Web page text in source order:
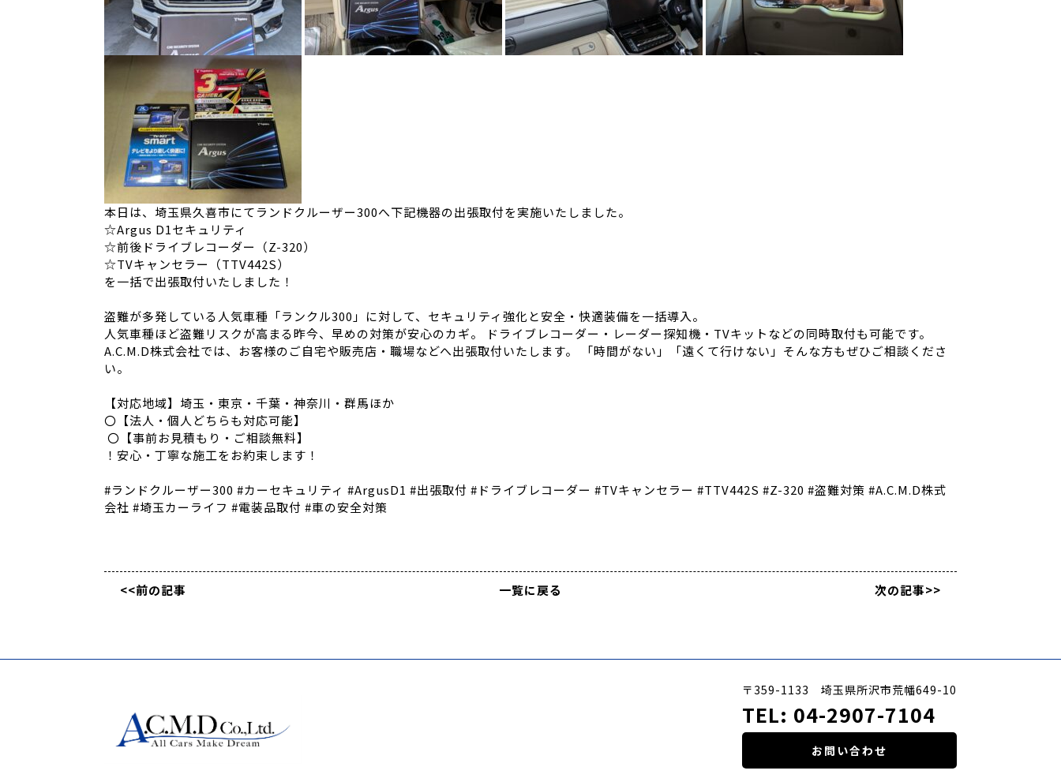
本日は、埼玉県久喜市にてランドクルーザー300へ下記機器の出張取付を実施いたしました。
☆Argus D1セキュリティ
☆前後ドライブレコーダー（Z-320）
☆TVキャンセラー（TTV442S）
を一括で出張取付いたしました！
盗難が多発している人気車種「ランクル300」に対して、セキュリティ強化と安全・快適装備を一括導入。
人気車種ほど盗難リスクが高まる昨今、早めの対策が安心のカギ。 ドライブレコーダー・レーダー探知機・TVキットなどの同時取付も可能です。
A.C.M.D株式会社では、お客様のご自宅や販売店・職場などへ出張取付いたします。 「時間がない」「遠くて行けない」そんな方もぜひご相談くださ
い。
【対応地域】埼玉・東京・千葉・神奈川・群馬ほか
〇【法人・個人どちらも対応可能】
〇【事前お見積もり・ご相談無料】
！安心・丁寧な施工をお約束します！
#ランドクルーザー300 #カーセキュリティ #ArgusD1 #出張取付 #ドライブレコーダー #TVキャンセラー #TTV442S #Z-320 #盗難対策 #A.C.M.D株式
会社 #埼玉カーライフ #電装品取付 #車の安全対策
<<前の記事 一覧に戻る 次の記事>>
〒359-1133 埼玉県所沢市荒幡649-10
TEL: 04-2907-7104
お問い合わせ